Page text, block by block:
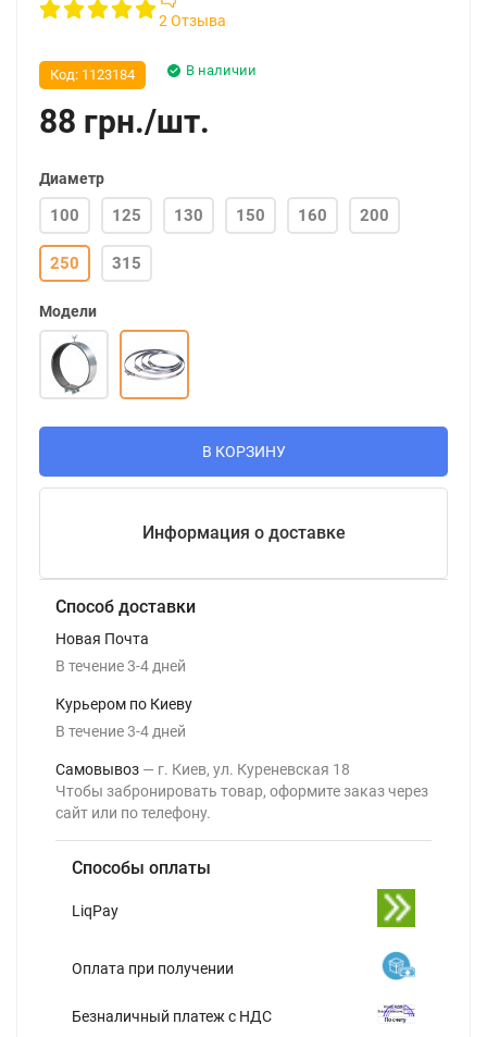
2 Отзыва
В наличии
Код: 1123184
88 грн./шт.
Диаметр
100 125 130 150 160 200
250 315
Модели
В КОРЗИНУ
Информация о доставке
Способ доставки
Новая Почта
В течение3-4 дней
Курьером по Киеву
В течение3-4 дней
Самовывоз
г. Киев, ул. Куреневская 18
Чтобы забронировать товар, оформите заказ через
сайт или по телефону.
Способы оплаты
LiqPay
Оплата при получении
Безналичный платеж с НДС